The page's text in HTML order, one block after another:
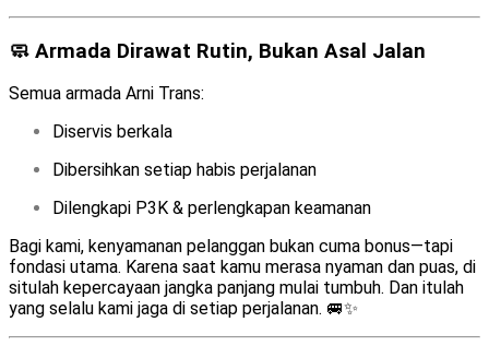
🧼 Armada Dirawat Rutin, Bukan Asal Jalan
Semua armada Arni Trans:
Diservis berkala
Dibersihkan setiap habis perjalanan
Dilengkapi P3K & perlengkapan keamanan
Bagi kami, kenyamanan pelanggan bukan cuma bonus—tapi
fondasi utama. Karena saat kamu merasa nyaman dan puas, di
situlah kepercayaan jangka panjang mulai tumbuh. Dan itulah
yang selalu kami jaga di setiap perjalanan. 🚐✨